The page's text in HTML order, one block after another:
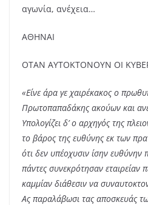
αγωνία, ανέχεια…
ΑΘΗΝΑΙ
ΟΤΑΝ ΑΥΤΟΚΤΟΝΟΥΝ ΟΙ
«Είνε άρα γε χαιρέκακος ο
Πρωτοπαπαδάκης ακούων και
Υπολογίζει δ’ ο αρχηγός της
το βάρος της ευθύνης εκ των
ότι δεν υπέοχυσιν ίσην
πάντες συνεκρότησαν εταιρείαν
καμμίαν διάθεσιν να
Ας παραλάβωσι τας αποσκευάς